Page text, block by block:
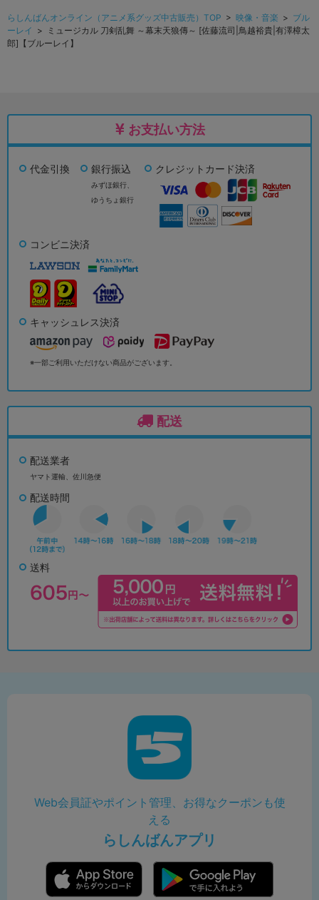
らしんばんオンライン（アニメ系グッズ中古販売）TOP > 映像・音楽 > ブル
ーレイ > ミュージカル 刀剣乱舞 ～幕末天狼傳～ [佐藤流司|鳥越裕貴|有澤樟太
郎]【ブルーレイ】
お支払い方法
代金引換 銀行振込
みずほ銀行、
ゆうちょ銀行
クレジットカード決済
コンビニ決済
キャッシュレス決済
※一部ご利用いただけない商品がございます。
配送
配送業者
ヤマト運輸、佐川急便
配送時間
送料
Web会員証やポイント管理、お得なクーポンも使
える
らしんばんアプリ